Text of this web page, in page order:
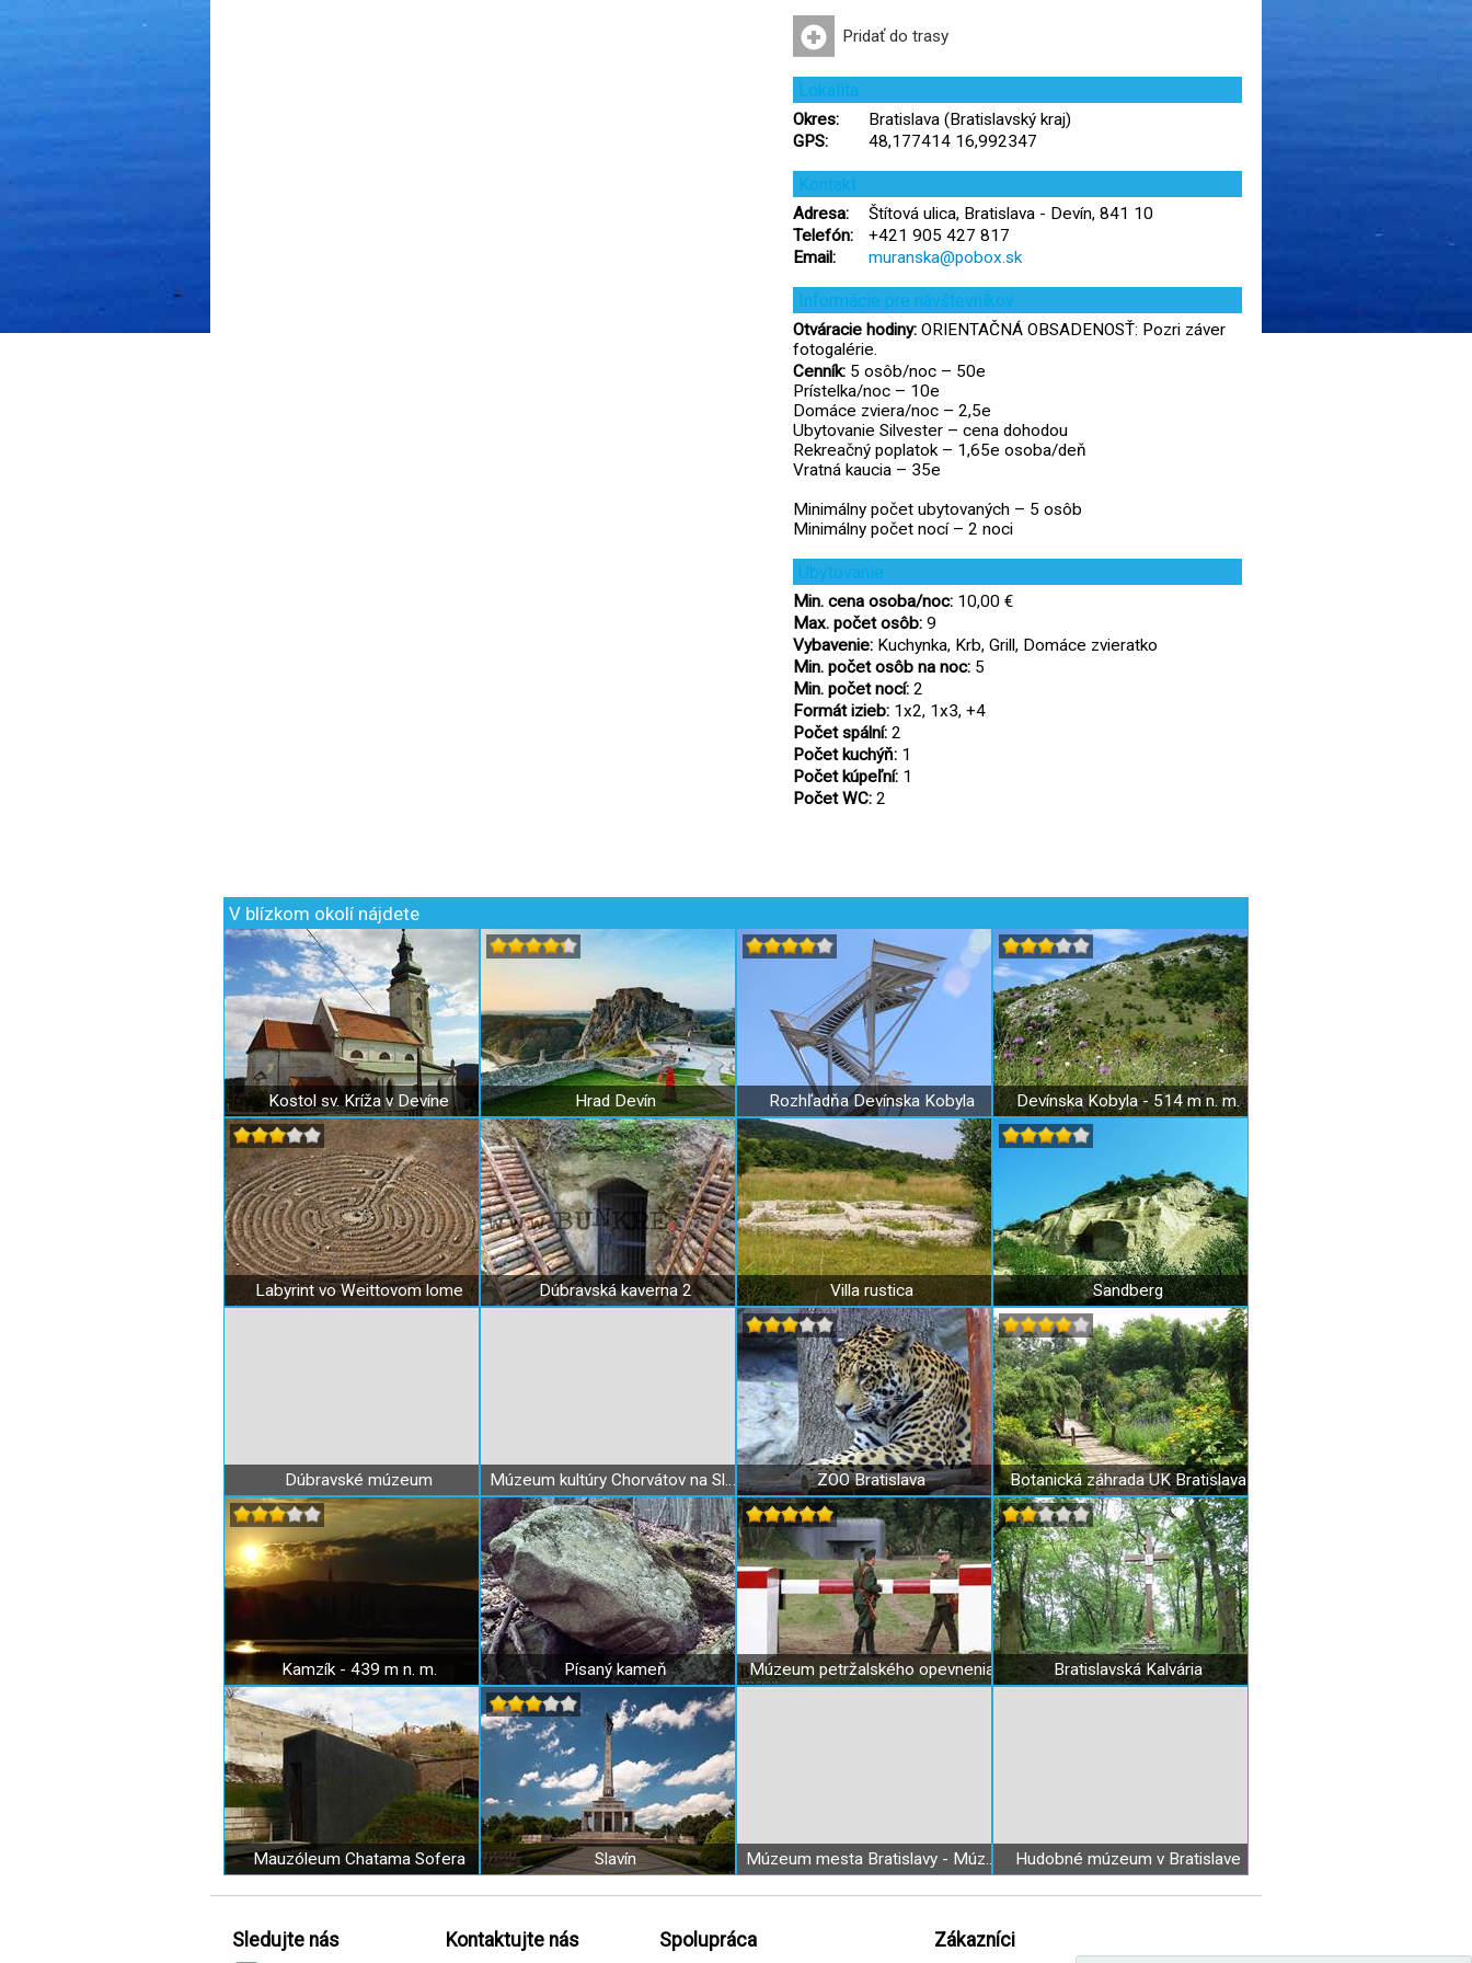
Pridať do trasy
Lokalita
Okres:
Bratislava (Bratislavský kraj)
GPS:
48,177414 16,992347
Kontakt
Adresa:
Štítová ulica, Bratislava - Devín, 841 10
Telefón:
+421 905 427 817
Email:
muranska@pobox.sk
Informácie pre návštevníkov
Otváracie hodiny: ORIENTAČNÁ OBSADENOSŤ: Pozri záver
fotogalérie.
Cenník: 5 osôb/noc – 50e
Prístelka/noc – 10e
Domáce zviera/noc – 2,5e
Ubytovanie Silvester – cena dohodou
Rekreačný poplatok – 1,65e osoba/deň
Vratná kaucia – 35e
Minimálny počet ubytovaných – 5 osôb
Minimálny počet nocí – 2 noci
Ubytovanie
Min. cena osoba/noc: 10,00 €
Max. počet osôb: 9
Vybavenie: Kuchynka, Krb, Grill, Domáce zvieratko
Min. počet osôb na noc: 5
Min. počet nocí: 2
Formát izieb: 1x2, 1x3, +4
Počet spální: 2
Počet kuchýň: 1
Počet kúpeľní: 1
Počet WC: 2
V blízkom okolí nájdete
Kostol sv. Kríža v Devíne Hrad Devín Rozhľadňa Devínska Kobyla Devínska Kobyla - 514 m n. m.
Labyrint vo Weittovom lome Dúbravská kaverna 2 Villa rustica Sandberg
Dúbravské múzeum Múzeum kultúry Chorvátov na Slovensku ZOO Bratislava Botanická záhrada UK Bratislava
Kamzík - 439 m n. m. Písaný kameň Múzeum petržalského opevnenia Bratislavská Kalvária
Mauzóleum Chatama Sofera Slavín Múzeum mesta Bratislavy - Múzeum Janka Jesenského Hudobné múzeum v Bratislave
Sledujte nás Kontaktujte nás Spolupráca Zákazníci